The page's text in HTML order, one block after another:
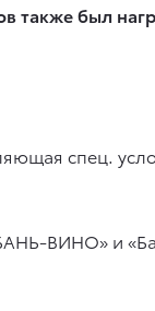
также был
спец.
ВИНО» и